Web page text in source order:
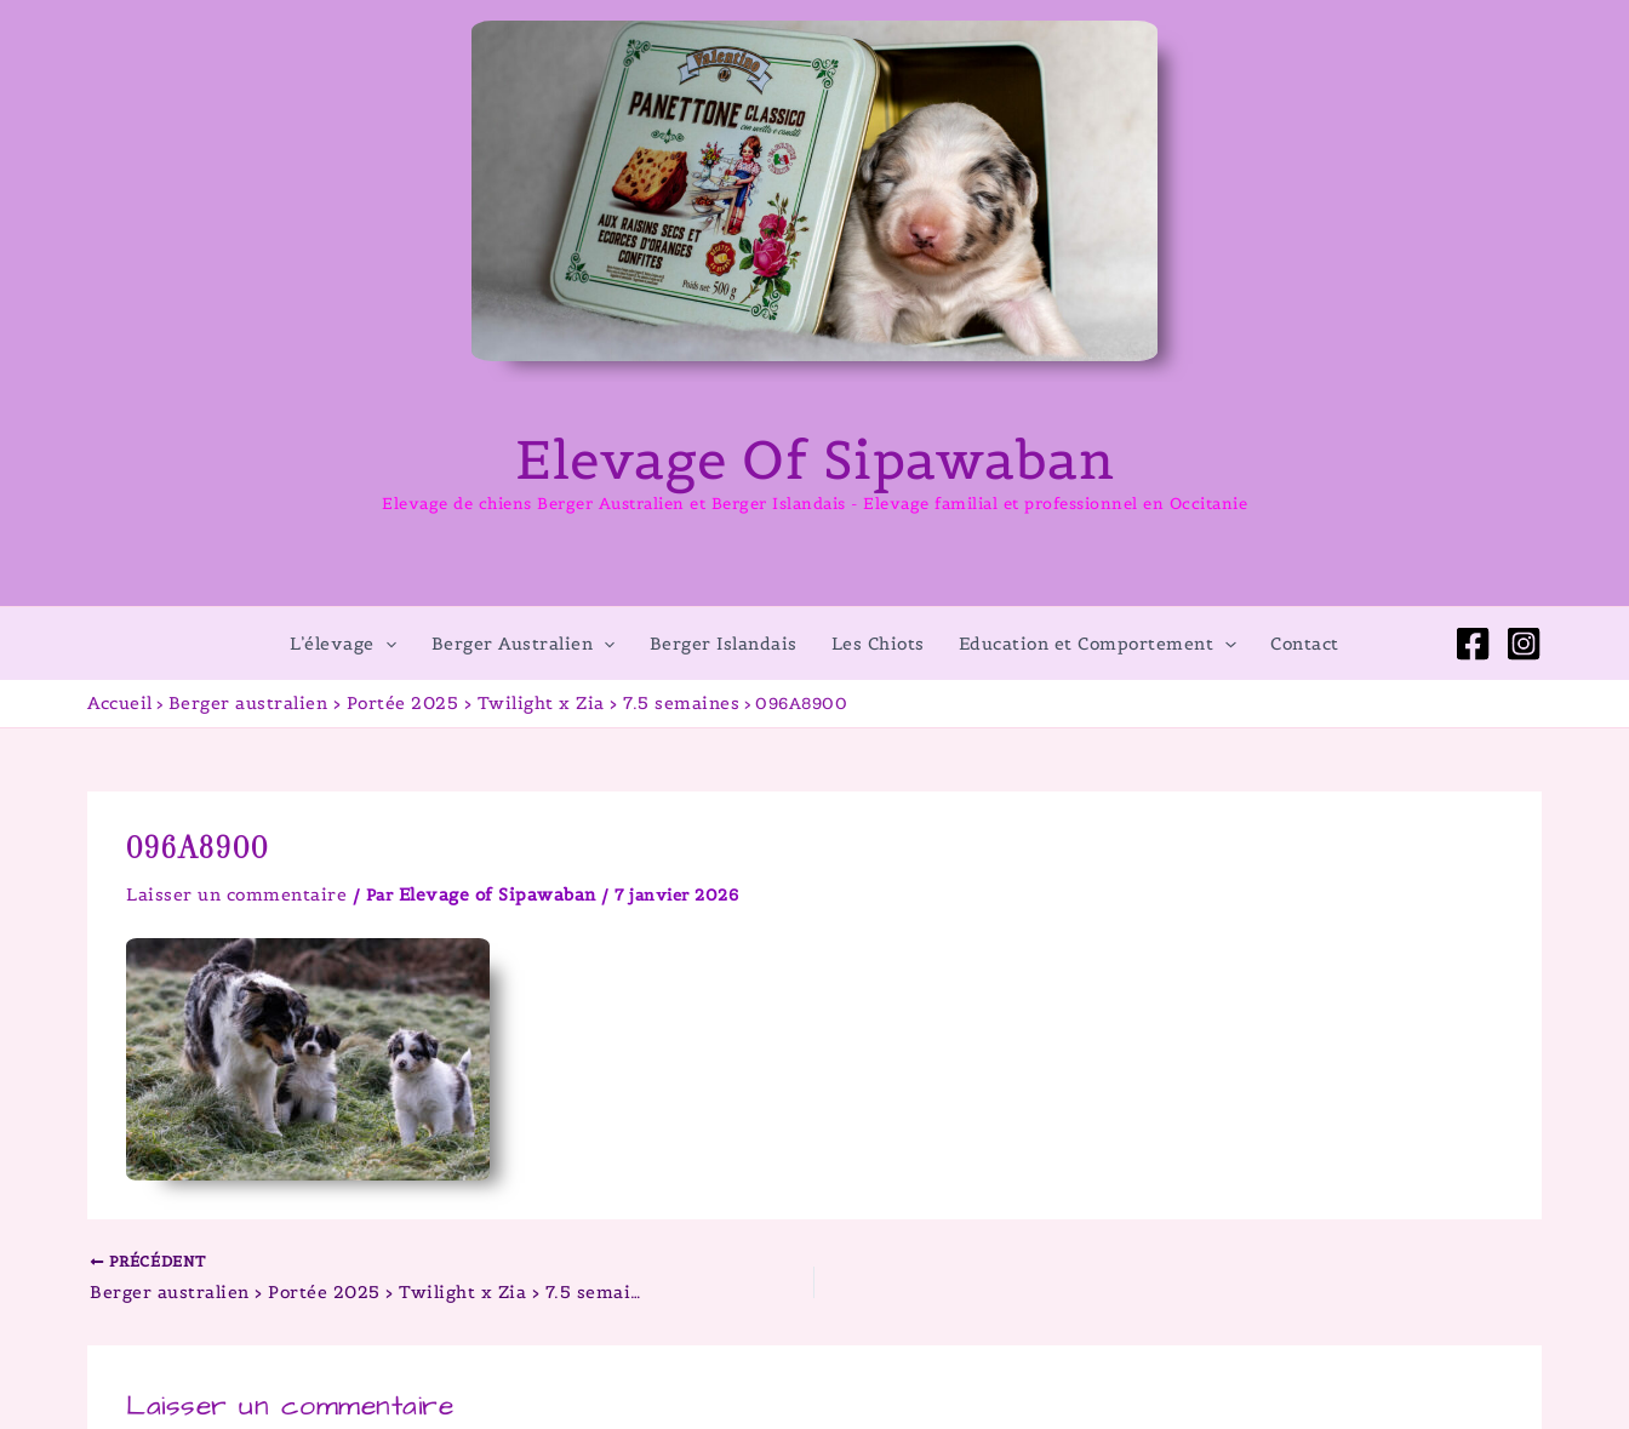
Elevage Of Sipawaban
Elevage de chiens Berger Australien et Berger Islandais - Elevage familial et professionnel en Occitanie
L’élevage Berger Australien Berger Islandais Les Chiots Education et Comportement Contact
Accueil Berger australien > Portée 2025 > Twilight x Zia > 7.5 semaines 096A8900
096A8900
Laisser un commentaire / Par Elevage of Sipawaban / 7 janvier 2026
PRÉCÉDENT
Berger australien > Portée 2025 > Twilight x Zia > 7.5 semaines
Laisser un commentaire